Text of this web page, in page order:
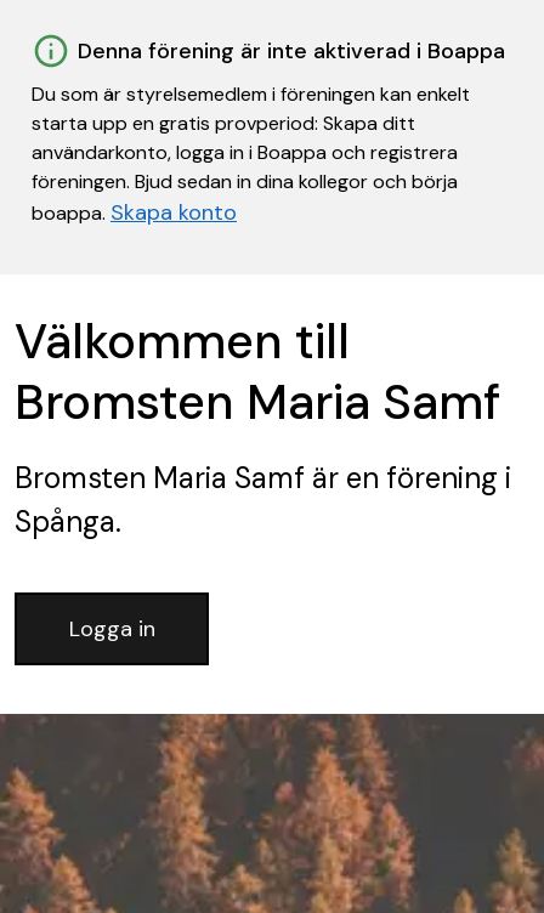
Denna förening är inte aktiverad i Boappa
Du som är styrelsemedlem i föreningen kan enkelt
starta upp en gratis provperiod: Skapa ditt
användarkonto, logga in i Boappa och registrera
föreningen. Bjud sedan in dina kollegor och börja
boappa. Skapa konto
Välkommen till
Bromsten Maria Samf
Bromsten Maria Samf är en förening i
Spånga.
Logga in